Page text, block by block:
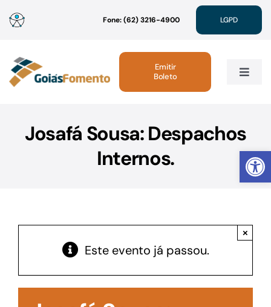
Abrir
para
conteúdo
Fone: (62) 3216-4900 LGPD
Toggle
Linhas de Crédito
Acesso à Informação
Emitir
Boleto
Josafá Sousa: Despachos
Internos.
Este evento já passou.
×